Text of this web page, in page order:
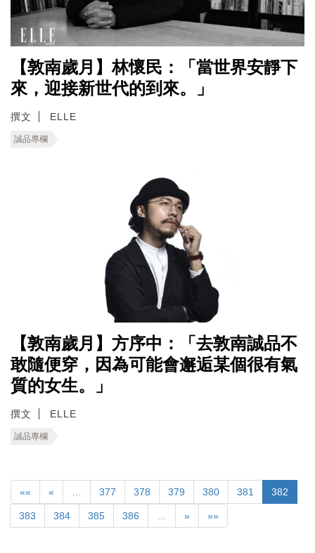
【敦南歲月】林懷民：「當世界安靜下
來，迎接新世代的到來。」
撰文 ELLE
誠品專欄
【敦南歲月】方序中：「去敦南誠品不
敢隨便穿，因為可能會邂逅某個很有氣
質的女生。」
撰文 ELLE
誠品專欄
«« « 377 378 379 380 381 382
383 384 385 386 » »»